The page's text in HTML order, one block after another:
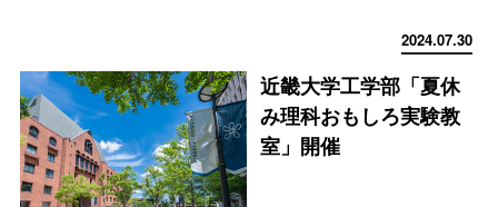
2024.07.30
近畿大学工学部「夏休
み理科おもしろ実験教
室」開催